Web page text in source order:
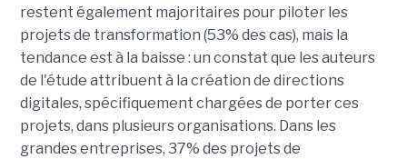
restent également majoritaires pour piloter les
projets de transformation (53% des cas), mais la
tendance est à la baisse : un constat que les auteurs
de l'étude attribuent à la création de directions
digitales, spécifiquement chargées de porter ces
projets, dans plusieurs organisations. Dans les
grandes entreprises, 37% des projets de